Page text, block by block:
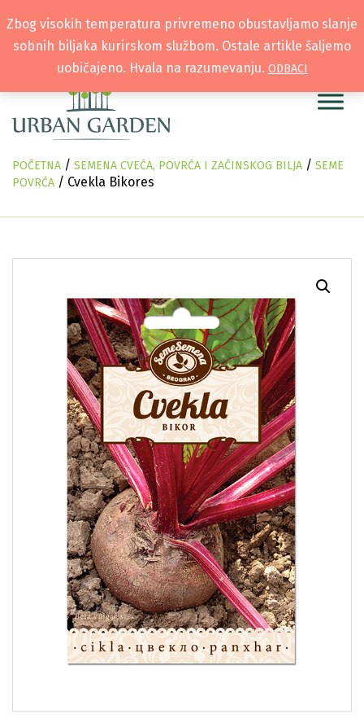
POČETNA / SEMENA CVEĆA, POVRĆA I ZAČINSKOG BILJA / SEME
POVRĆA / Cvekla Bikores
Zbog visokih temperatura privremeno obustavljamo slanje
sobnih biljaka kurirskom službom. Ostale artikle šaljemo
uobičajeno. Hvala na razumevanju. ODBACI